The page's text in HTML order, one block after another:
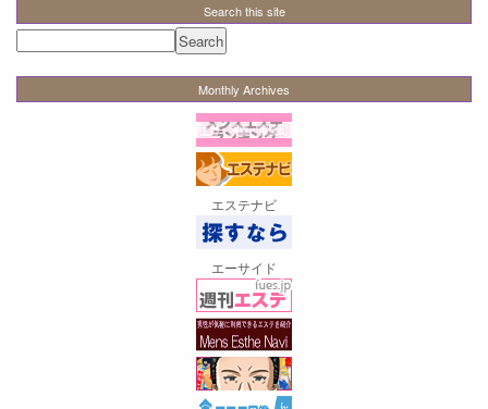
Search this site
Monthly Archives
エステナビ
エーサイド